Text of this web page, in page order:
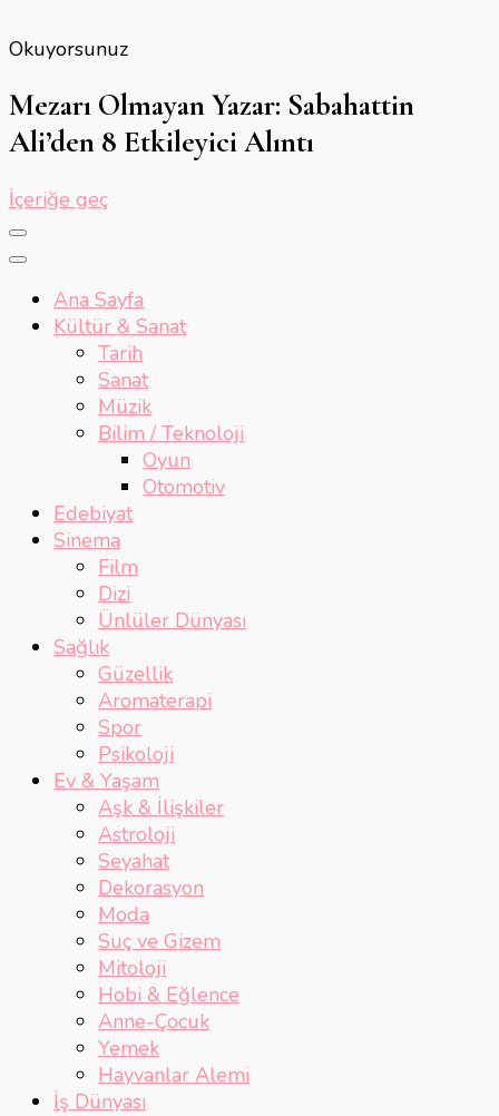
Okuyorsunuz
Mezarı Olmayan Yazar: Sabahattin
Ali’den 8 Etkileyici Alıntı
İçeriğe geç
Ana Sayfa
Kültür & Sanat
Tarih
Sanat
Müzik
Bilim / Teknoloji
Oyun
Otomotiv
Edebiyat
Sinema
Film
Dizi
Ünlüler Dünyası
Sağlık
Güzellik
Aromaterapi
Spor
Psikoloji
Ev & Yaşam
Aşk & İlişkiler
Astroloji
Seyahat
Dekorasyon
Moda
Suç ve Gizem
Mitoloji
Hobi & Eğlence
Anne-Çocuk
Yemek
Hayvanlar Alemi
İş Dünyası